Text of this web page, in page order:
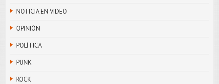
NOTICIA EN VIDEO
OPINIÓN
POLÍTICA
PUNK
ROCK